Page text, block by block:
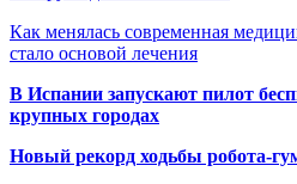
Как менялась современная
стало основой лечения
В Испании запускают пилот
крупных городах
Новый рекорд ходьбы робота-